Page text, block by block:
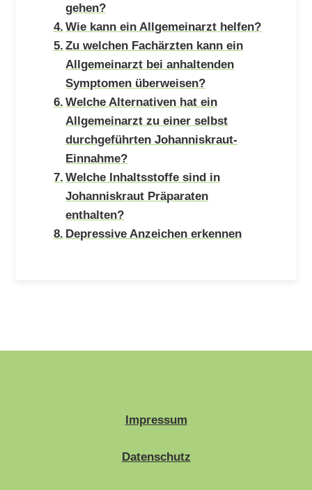
gehen?
Wie kann ein Allgemeinarzt helfen?
Zu welchen Fachärzten kann ein
Allgemeinarzt bei anhaltenden
Symptomen überweisen?
Welche Alternativen hat ein
Allgemeinarzt zu einer selbst
durchgeführten Johanniskraut-
Einnahme?
Welche Inhaltsstoffe sind in
Johanniskraut Präparaten
enthalten?
Depressive Anzeichen erkennen
Impressum
Datenschutz